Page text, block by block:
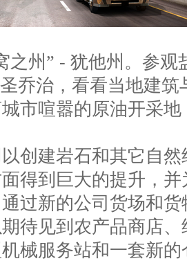
Truck Simulator - Wyoming
Truck Simulator - Wheel Tuning Pack
卡车模拟 PC版 华盛顿州DLC
Truck Simulator - Washington
之州” - 犹他州。参
乔治，看看当地建
市喧嚣的原油开采
创建岩石和其它自
得到巨大的提升，
过新的公司货场和
待见到农产品商店
械服务站和一套新的